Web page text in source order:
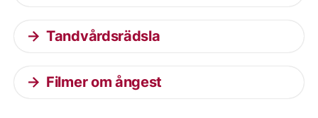
Tandvårdsrädsla
Filmer om ångest